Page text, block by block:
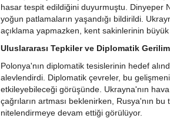
hasar tespit edildiğini duyurmuştu. Dinyeper
yoğun patlamaların yaşandığı bildirildi.
açıklama yapmazken, kent sakinlerinin
Uluslararası Tepkiler ve Diplomatik Gerilim
Polonya'nın diplomatik tesislerinin hedef
alevlendirdi. Diplomatik çevreler, bu
etkileyebileceği görüşünde. Ukrayna'nın
çağrıların artması beklenirken, Rusya'nın
nitelendirmeye devam ettiği görülüyor.